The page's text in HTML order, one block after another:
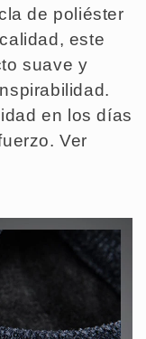
de poliéster
este
suave y
en los días
Ver